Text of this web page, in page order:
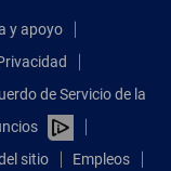
y apoyo
de Servicio de la
sitio Empleos